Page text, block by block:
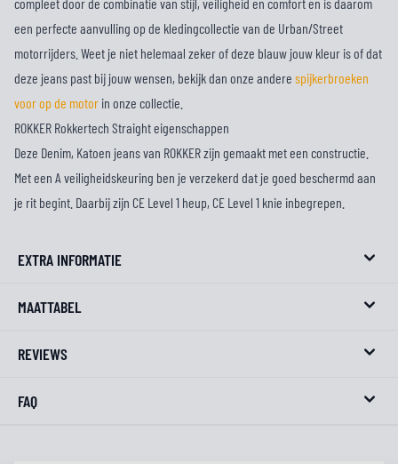
een perfecte aanvulling op de kledingcollectie van de Urban/Street
motorrijders. Weet je niet helemaal zeker of deze blauw jouw kleur is of dat
deze jeans past bij jouw wensen, bekijk dan onze andere spijkerbroeken
voor op de motor in onze collectie.
ROKKER Rokkertech Straight eigenschappen
Deze Denim, Katoen jeans van ROKKER zijn gemaakt met een constructie.
Met een A veiligheidskeuring ben je verzekerd dat je goed beschermd aan
je rit begint. Daarbij zijn CE Level 1 heup, CE Level 1 knie inbegrepen.
EXTRA INFORMATIE
MAATTABEL
REVIEWS
FAQ